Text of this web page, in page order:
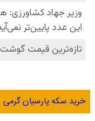
خرید سکه پارسیان گرمی